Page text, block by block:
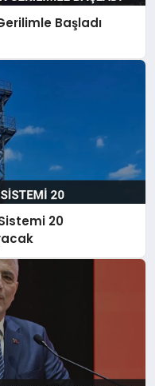
Başladı
20